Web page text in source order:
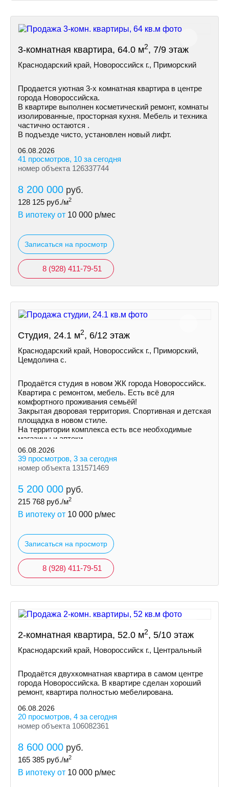
3-комнатная квартира, 64.0 м2, 7/9 этаж
Краснодарский край, Новороссийск г., Приморский
Пpoдается уютная 3-х комнатная квартира в центре
города Новороссийска.
В квартире выполнен косметический ремонт, комнаты
изолированные, просторная кухня. Мебель и техника
частично остаются .
В подъезде чисто, установлен новый лифт.
06.08.2026
41 просмотров, 10 за сегодня
номер объекта 126337744
8 200 000 руб.
128 125 руб./м2
В ипотеку от 10 000 р/мес
Записаться на просмотр
8 (928) 411-79-51
Студия, 24.1 м2, 6/12 этаж
Краснодарский край, Новороссийск г., Приморский,
Цемдолина с.
Продаётся студия в новом ЖК города Новороссийск.
Квартира с ремонтом, мебель. Есть всё для
комфортного проживания семьёй!
Закрытая дворовая территория. Спортивная и детская
площадка в новом стиле.
На территории комплекса есть все необходимые
магазины и аптеки.
06.08.2026
39 просмотров, 3 за сегодня
номер объекта 131571469
5 200 000 руб.
215 768 руб./м2
В ипотеку от 10 000 р/мес
Записаться на просмотр
8 (928) 411-79-51
2-комнатная квартира, 52.0 м2, 5/10 этаж
Краснодарский край, Новороссийск г., Центральный
Продаётся двухкомнатная квартира в самом центре
города Новороссийска. В квартире сделан хороший
ремонт, квартира полностью мебелирована.
06.08.2026
20 просмотров, 4 за сегодня
номер объекта 106082361
8 600 000 руб.
165 385 руб./м2
В ипотеку от 10 000 р/мес